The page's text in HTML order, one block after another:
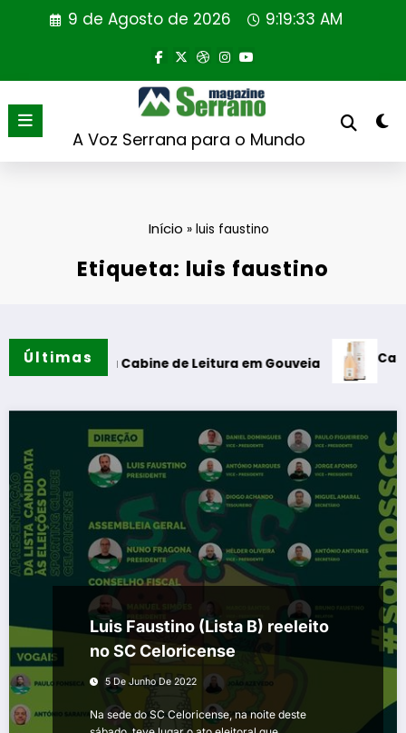
9 de Agosto de 2026 9:19:34 AM
A Voz Serrana para o Mundo
Início »luis faustino
Etiqueta: luis faustino
Últimas
da Cabine de Leitura em Gouveia Casa de
Luis Faustino (Lista B) reeleito
no SC Celoricense
5 De Junho De 2022
Na sede do SC Celoricense, na noite deste